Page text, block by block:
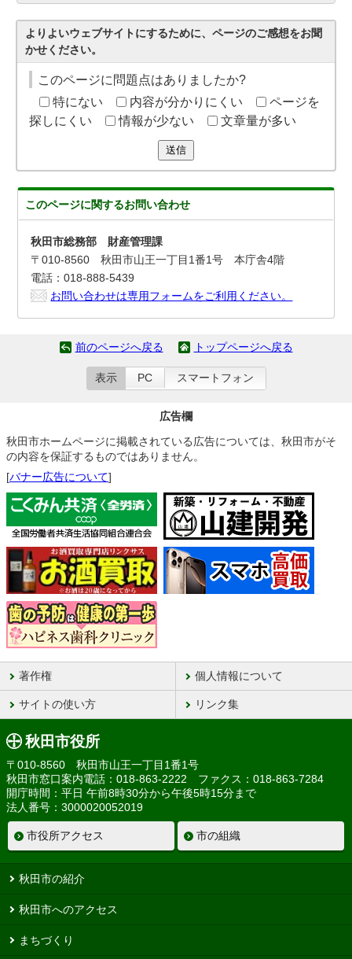
よりよいウェブサイトにするために、ページのご感想をお聞
かせください。
このページに問題点はありましたか?
特にない
内容が分かりにくい
ページを
探しにくい
情報が少ない 文章量が多い
送信
このページに関するお問い合わせ
秋田市総務部 財産管理課
〒010-8560 秋田市山王一丁目1番1号 本庁舎4階
電話：018-888-5439
お問い合わせは専用フォームをご利用ください。
前のページへ戻る トップページへ戻る
表示 PC スマートフォン
広告欄
秋田市ホームページに掲載されている広告については、秋田市がそ
の内容を保証するものではありません。
[バナー広告について]
著作権 個人情報について
サイトの使い方 リンク集
秋田市役所
〒010-8560 秋田市山王一丁目1番1号
秋田市窓口案内電話：018-863-2222 ファクス：018-863-7284
開庁時間：平日 午前8時30分から午後5時15分まで
法人番号：3000020052019
市役所アクセス 市の組織
秋田市の紹介
秋田市へのアクセス
まちづくり